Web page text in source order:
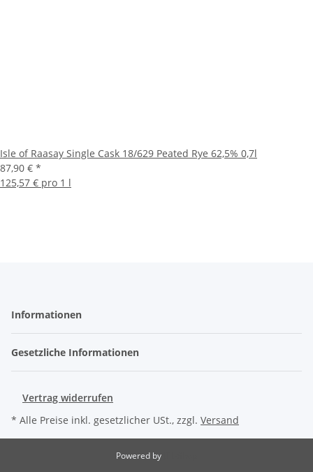
Isle of Raasay Single Cask 18/629 Peated Rye 62,5% 0,7l
87,90 € *
125,57 € pro 1 l
Informationen
Gesetzliche Informationen
Vertrag widerrufen
* Alle Preise inkl. gesetzlicher USt., zzgl. Versand
Powered by